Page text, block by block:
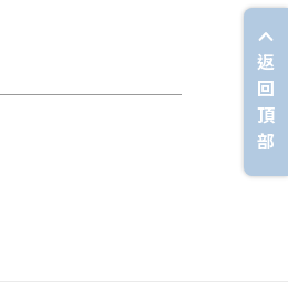
返
回
頂
部